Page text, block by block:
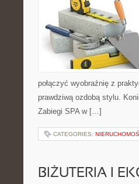
połączyć wyobraźnię z
prawdziwą ozdobą stylu.
Zabiegi SPA w […]
CATEGORIES:
BIŻUTERIA I